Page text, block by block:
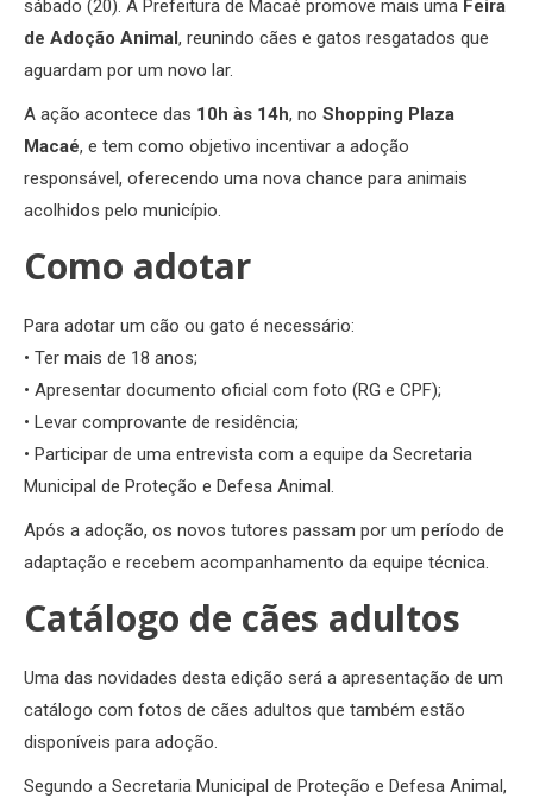
sábado (20). A Prefeitura de Macaé promove mais uma Feira
de Adoção Animal, reunindo cães e gatos resgatados que
aguardam por um novo lar.
A ação acontece das 10h às 14h, no Shopping Plaza
Macaé, e tem como objetivo incentivar a adoção
responsável, oferecendo uma nova chance para animais
acolhidos pelo município.
Como adotar
Para adotar um cão ou gato é necessário:
• Ter mais de 18 anos;
• Apresentar documento oficial com foto (RG e CPF);
• Levar comprovante de residência;
• Participar de uma entrevista com a equipe da Secretaria
Municipal de Proteção e Defesa Animal.
Após a adoção, os novos tutores passam por um período de
adaptação e recebem acompanhamento da equipe técnica.
Catálogo de cães adultos
Uma das novidades desta edição será a apresentação de um
catálogo com fotos de cães adultos que também estão
disponíveis para adoção.
Segundo a Secretaria Municipal de Proteção e Defesa Animal,